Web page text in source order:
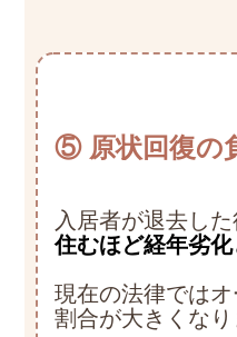
⑤ 原状回復の
入居者が退去し
住むほど経年劣
現在の法律では
割合が大きくなり